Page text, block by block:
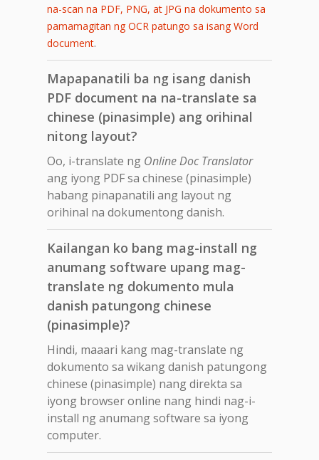
na-scan na PDF, PNG, at JPG na dokumento sa
pamamagitan ng OCR patungo sa isang Word
document.
Mapapanatili ba ng isang danish
PDF document na na-translate sa
chinese (pinasimple) ang orihinal
nitong layout?
Oo, i-translate ng Online Doc Translator
ang iyong PDF sa chinese (pinasimple)
habang pinapanatili ang layout ng
orihinal na dokumentong danish.
Kailangan ko bang mag-install ng
anumang software upang mag-
translate ng dokumento mula
danish patungong chinese
(pinasimple)?
Hindi, maaari kang mag-translate ng
dokumento sa wikang danish patungong
chinese (pinasimple) nang direkta sa
iyong browser online nang hindi nag-i-
install ng anumang software sa iyong
computer.